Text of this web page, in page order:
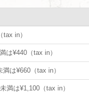
in）
は¥440（tax in）
は¥660（tax in）
満は¥1,100（tax in）